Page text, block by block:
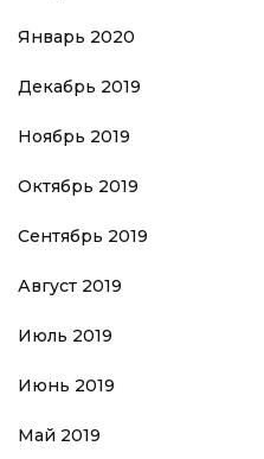
Январь 2020
Декабрь 2019
Ноябрь 2019
Октябрь 2019
Сентябрь 2019
Август 2019
Июль 2019
Июнь 2019
Май 2019